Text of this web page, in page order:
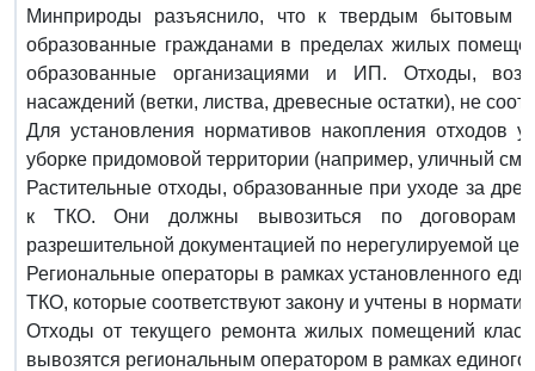
Минприроды разъяснило, что к твердым бытовым
образованные гражданами в пределах жилых
образованные организациями и ИП. Отходы,
насаждений (ветки, листва, древесные остатки), не
Для установления нормативов накопления отходов
уборке придомовой территории (например, уличный
Растительные отходы, образованные при уходе за
к ТКО. Они должны вывозиться по договорам
разрешительной документацией по нерегулируемой
Региональные операторы в рамках установленного
ТКО, которые соответствуют закону и учтены в
Отходы от текущего ремонта жилых помещений
вывозятся региональным оператором в рамках единого